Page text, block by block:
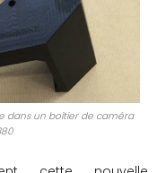
dans un boîtier de caméra